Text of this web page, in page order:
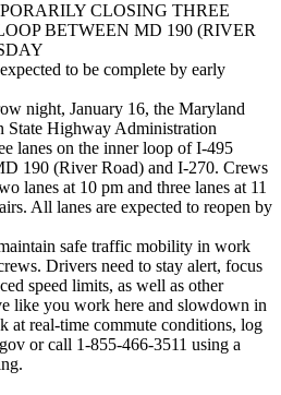
CLOSING THREE
BETWEEN MD 190 (RIVER
to be complete by early
night, January 16, the Maryland
State Highway Administration
lanes on the inner loop of I-495
190 (River Road) and I-270. Crews
lanes at 10 pm and three lanes at 11
All lanes are expected to reopen by
safe traffic mobility in work
Drivers need to stay alert, focus
speed limits, as well as other
like you work here and slowdown in
at real-time commute conditions, log
or call 1-855-466-3511 using a